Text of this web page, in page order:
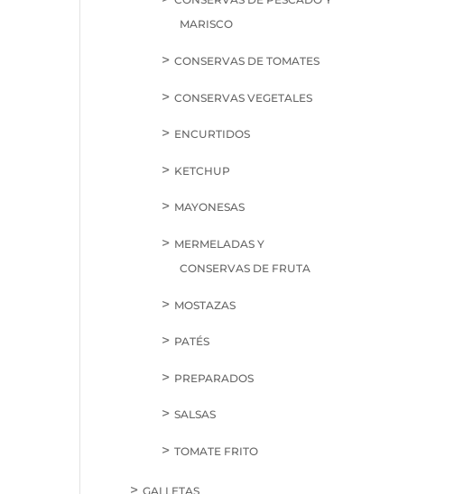
MARISCO
CONSERVAS DE TOMATES
CONSERVAS VEGETALES
ENCURTIDOS
KETCHUP
MAYONESAS
MERMELADAS Y
CONSERVAS DE FRUTA
MOSTAZAS
PATÉS
PREPARADOS
SALSAS
TOMATE FRITO
GALLETAS